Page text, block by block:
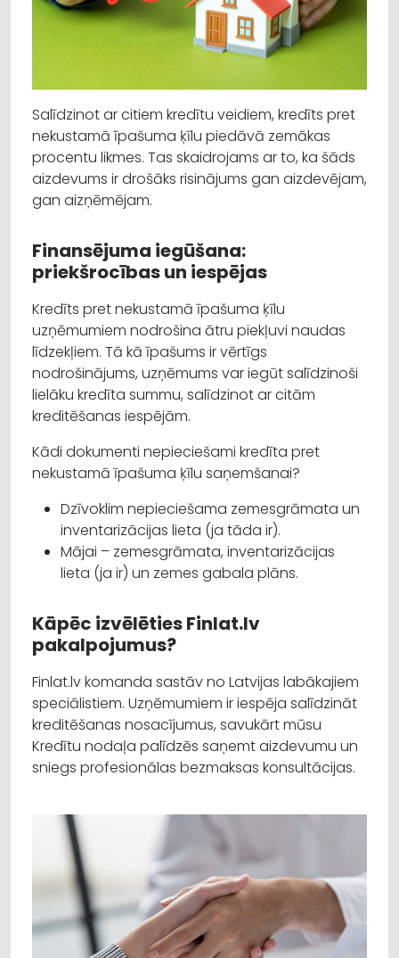
Salīdzinot ar citiem kredītu veidiem, kredīts pret
nekustamā īpašuma ķīlu piedāvā zemākas
procentu likmes. Tas skaidrojams ar to, ka šāds
aizdevums ir drošāks risinājums gan aizdevējam,
gan aizņēmējam.
Finansējuma iegūšana:
priekšrocības un iespējas
Kredīts pret nekustamā īpašuma ķīlu
uzņēmumiem nodrošina ātru piekļuvi naudas
līdzekļiem. Tā kā īpašums ir vērtīgs
nodrošinājums, uzņēmums var iegūt salīdzinoši
lielāku kredīta summu, salīdzinot ar citām
kreditēšanas iespējām.
Kādi dokumenti nepieciešami kredīta pret
nekustamā īpašuma ķīlu saņemšanai?
Dzīvoklim nepieciešama zemesgrāmata un
inventarizācijas lieta (ja tāda ir).
Mājai – zemesgrāmata, inventarizācijas
lieta (ja ir) un zemes gabala plāns.
Kāpēc izvēlēties Finlat.lv
pakalpojumus?
Finlat.lv komanda sastāv no Latvijas labākajiem
speciālistiem. Uzņēmumiem ir iespēja salīdzināt
kreditēšanas nosacījumus, savukārt mūsu
Kredītu nodaļa palīdzēs saņemt aizdevumu un
sniegs profesionālas bezmaksas konsultācijas.